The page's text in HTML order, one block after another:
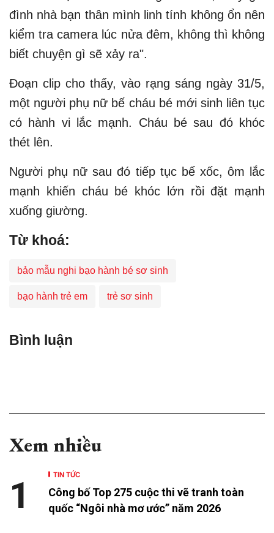
đình nhà bạn thân mình linh tính không ổn nên
kiểm tra camera lúc nửa đêm, không thì không
biết chuyện gì sẽ xảy ra".
Đoạn clip cho thấy, vào rạng sáng ngày 31/5,
một người phụ nữ bế cháu bé mới sinh liên tục
có hành vi lắc mạnh. Cháu bé sau đó khóc
thét lên.
Người phụ nữ sau đó tiếp tục bế xốc, ôm lắc
mạnh khiến cháu bé khóc lớn rồi đặt mạnh
xuống giường.
Từ khoá:
bảo mẫu nghi bạo hành bé sơ sinh
bạo hành trẻ em trẻ sơ sinh
Bình luận
Xem nhiều
TIN TỨC
Công bố Top 275 cuộc thi vẽ tranh toàn
quốc “Ngôi nhà mơ ước” năm 2026
1